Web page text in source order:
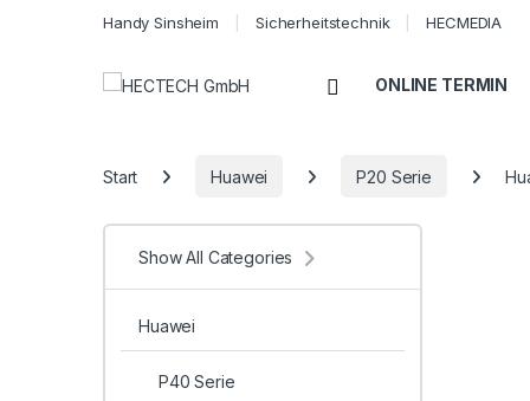
Handy Sinsheim Sicherheitstechnik HECMEDIA
Open ONLINE TERMIN
Start Huawei P20 Serie
Show All Categories
Huawei
P40 Serie